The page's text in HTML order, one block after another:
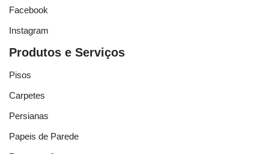
Facebook
Instagram
Produtos e Serviços
Pisos
Carpetes
Persianas
Papeis de Parede